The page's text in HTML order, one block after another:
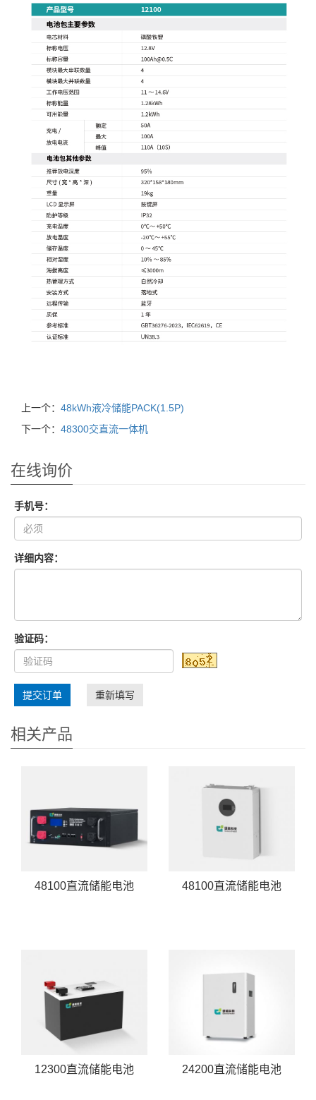
上一个： 48kWh液冷储能PACK(1.5P)
下一个： 48300交直流一体机
在线询价
手机号：
详细内容：
验证码：
提交订单 重新填写
相关产品
48100直流储能电池 48100直流储能电池
12300直流储能电池 24200直流储能电池